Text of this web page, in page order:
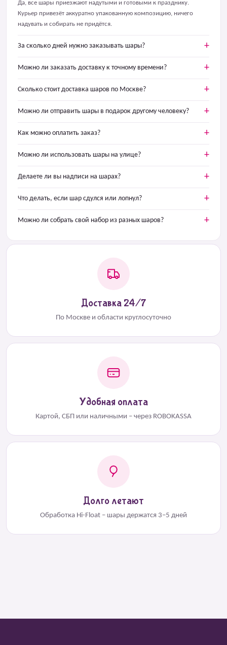
Да, все шары приезжают надутыми и готовыми к празднику.
Курьер привезёт аккуратно упакованную композицию, ничего
надувать и собирать не придётся.
За сколько дней нужно заказывать шары?
Можно ли заказать доставку к точному времени?
Сколько стоит доставка шаров по Москве?
Можно ли отправить шары в подарок другому человеку?
Как можно оплатить заказ?
Можно ли использовать шары на улице?
Делаете ли вы надписи на шарах?
Что делать, если шар сдулся или лопнул?
Можно ли собрать свой набор из разных шаров?
Доставка 24/7
По Москве и области круглосуточно
Удобная оплата
Картой, СБП или наличными – через ROBOKASSA
Долго летают
Обработка Hi-Float – шары держатся 3–5 дней